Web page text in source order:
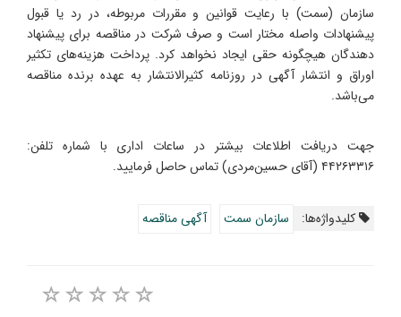
سازمان (سمت) با رعایت قوانین و مقررات مربوطه، در رد یا قبول
پیشنهادات واصله مختار است و صرف شرکت در مناقصه برای پیشنهاد
دهندگان هیچگونه حقی ایجاد نخواهد کرد. پرداخت هزینه‌های تکثیر
اوراق و انتشار آگهی در روزنامه کثیر‌الانتشار به عهده برنده مناقصه
می‌باشد.
جهت دریافت اطلاعات بیشتر در ساعات اداری با شماره تلفن:
۴۴۲۶۳۳۱۶ (آقای حسین‌مردی) تماس حاصل فرمایید.
کلیدواژه‌ها: سازمان سمت آگهی مناقصه